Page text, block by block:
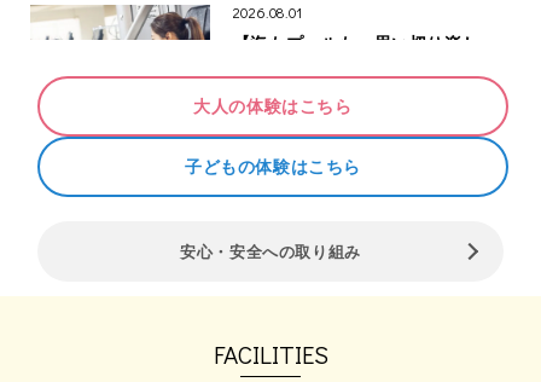
2026.08.01
【海もプールも、思い切り楽し
のお知らせ♪
仕事だけじゃ、もったいない 海
も、プールも、旅行も…
短期集中ダイエットパーソナル
中※8月15日（土）まで
豊富な パー…
大人の体験はこちら
子どもの体験はこちら
安心・安全への取り組み
FACILITIES